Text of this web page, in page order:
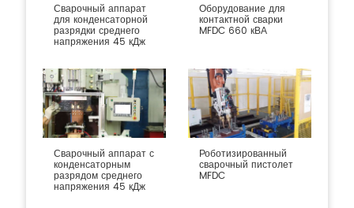
Сварочный аппарат
для конденсаторной
разрядки среднего
напряжения 45 кДж
Оборудование для
контактной сварки
MFDC 660 кВА
Сварочный аппарат с
конденсаторным
разрядом среднего
напряжения 45 кДж
Роботизированный
сварочный пистолет
MFDC